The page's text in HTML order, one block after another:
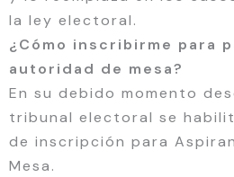
la ley electoral.
¿Cómo inscribirme para
autoridad de mesa?
En su debido momento
tribunal electoral se
de inscripción para
Mesa.